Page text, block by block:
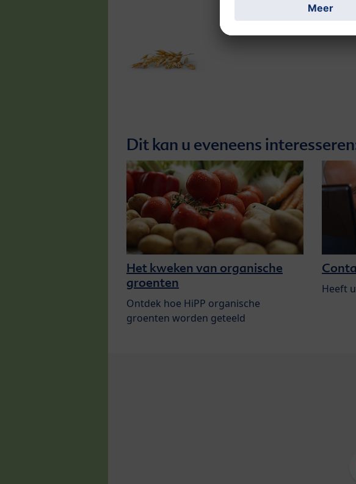
Dit kan u eveneens
Het kweken van organische
groenten
Ontdek hoe HiPP organische
groenten worden geteeld
Heeft